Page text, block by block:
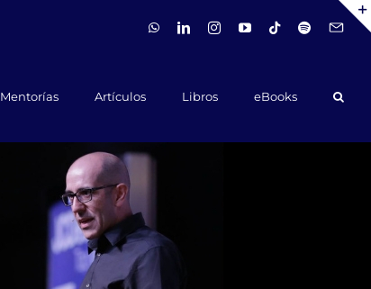
WhatsApp
LinkedInInstagramYouTubeTiktokSpotify
Mentorías Artículos Libros eBooks